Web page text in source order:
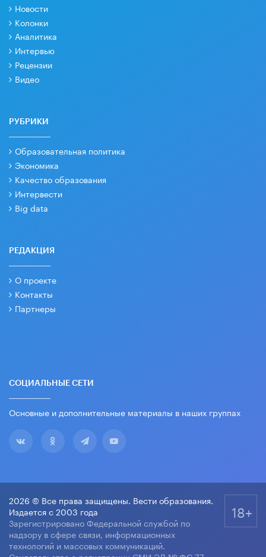
Новости
Колонки
Аналитика
Интервью
Рецензии
Видео
РУБРИКИ
Образовательная политика
Экономика
Качество образования
Интервести
Big data
РЕДАКЦИЯ
О проекте
Контакты
Партнеры
СОЦИАЛЬНЫЕ СЕТИ
Основные и дополнительные материалы в наших группах
2026 © Все права защищены. Вести образования.
Издается с 2003 года
Зарегистрировано Федеральной службой по
надзору в сфере связи, информационных
технологий и массовых коммуникаций.
18+